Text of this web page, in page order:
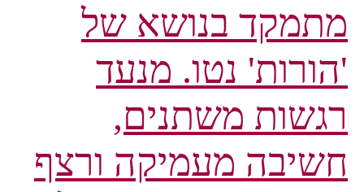
מתמקד בנושא של
'הורות' נטו. מנעד
רגשות משתנים,
חשיבה מעמיקה ורצף